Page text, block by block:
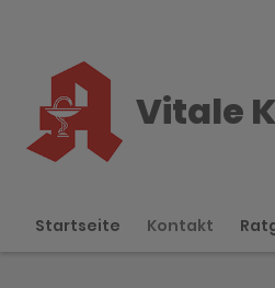
Vitale
Startseite Kontakt